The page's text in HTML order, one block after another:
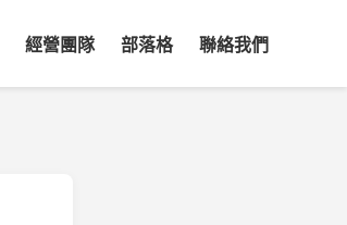
經營團隊 部落格 聯絡我們